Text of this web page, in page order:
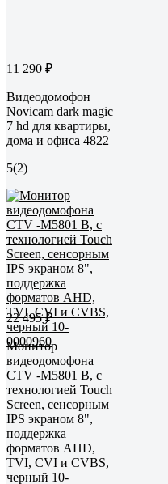
11 290 ₽
Видеодомофон
Novicam dark magic
7 hd для квартиры,
дома и офиса 4822
5(2)
22 495 ₽
Монитор
видеодомофона
CTV -M5801 B, с
технологией Touch
Screen, сенсорным
IPS экраном 8",
поддержка
форматов AHD,
TVI, CVI и CVBS,
черный 10-